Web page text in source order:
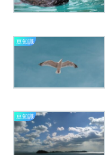
豆知識
豆知識